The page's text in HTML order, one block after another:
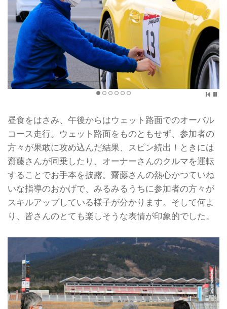
昼食をはさみ、午後からはウェット路面でのオーバル
コース走行。ウェット路面をものともせず、参加者の
方々が果敢に攻め込んだ結果、スピン続出！ときには
齋藤さんが同乗したり、オーナーさんのクルマを運転
することでお手本を披露。齋藤さんの熱心かつていね
いな指導のおかげで、みるみるうちに参加者の方々が
スキルアップしている様子が分かります。そして何よ
り、皆さんのとても楽しそうな表情が印象的でした。